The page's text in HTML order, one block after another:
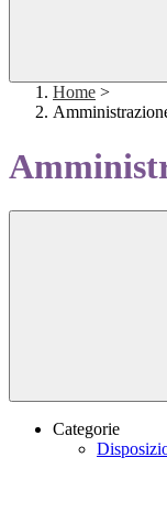
Home >
Categorie